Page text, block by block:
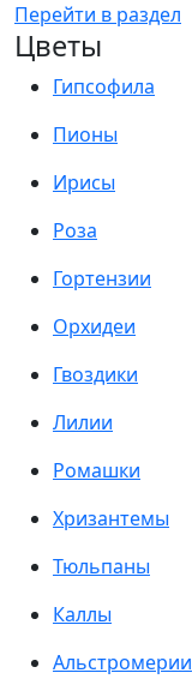
Перейти в раздел
Цветы
Гипсофила
Пионы
Ирисы
Роза
Гортензии
Орхидеи
Гвоздики
Лилии
Ромашки
Хризантемы
Тюльпаны
Каллы
Альстромерии